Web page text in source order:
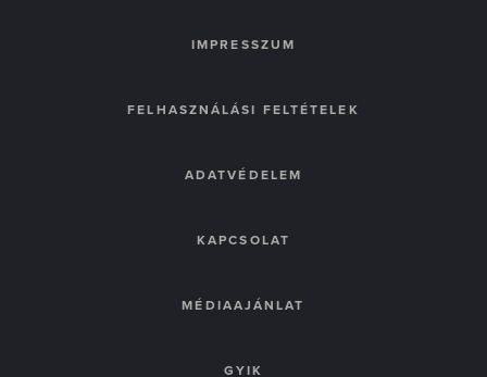
IMPRESSZUM
FELHASZNÁLÁSI FELTÉTELEK
ADATVÉDELEM
KAPCSOLAT
MÉDIAAJÁNLAT
GYIK